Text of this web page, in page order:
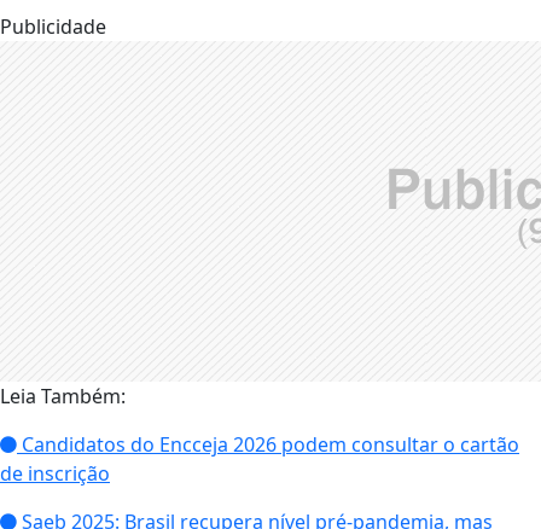
Publicidade
Leia Também:
Candidatos do Encceja 2026 podem consultar o cartão
de inscrição
Saeb 2025: Brasil recupera nível pré-pandemia, mas